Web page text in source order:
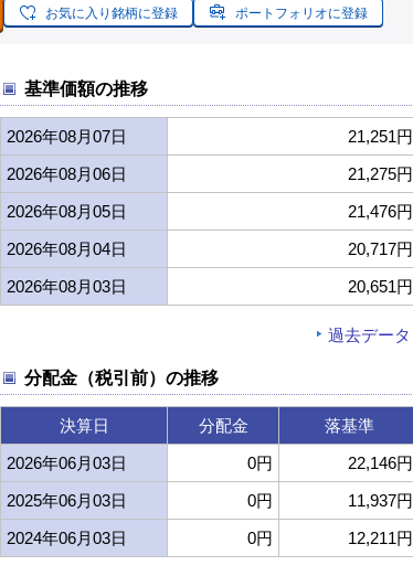
お気に入り銘柄に登録 ポートフォリオに登録
基準価額の推移
2026年08月07日
21,251円
2026年08月06日
21,275円
2026年08月05日
21,476円
2026年08月04日
20,717円
2026年08月03日
20,651円
過去データ
分配金（税引前）の推移
決算日 分配金
落基準
2026年06月03日
0円
22,146円
2025年06月03日
0円
11,937円
2024年06月03日
0円 12,211円